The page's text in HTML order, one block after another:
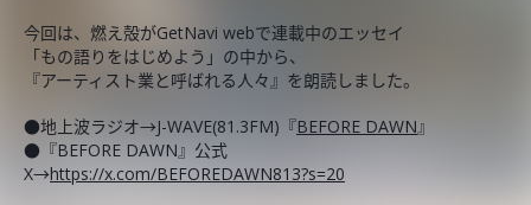
今回は、燃え殻がGetNavi webで連載中のエッセイ
「もの語りをはじめよう」の中から、
『アーティスト業と呼ばれる人々』を朗読しました。
●地上波ラジオ→J-WAVE(81.3FM)『BEFORE DAWN』
●『BEFORE DAWN』公式
X→https://x.com/BEFOREDAWN813?s=20